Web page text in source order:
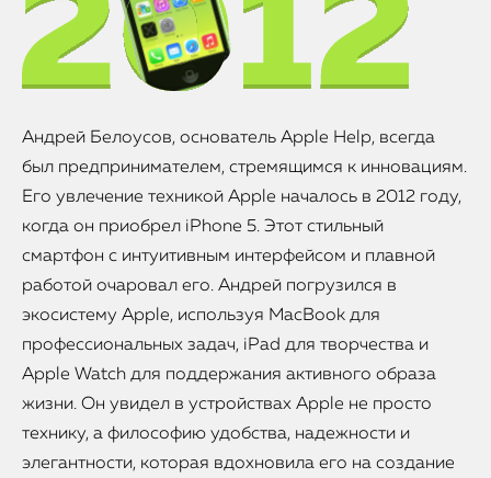
Андрей Белоусов, основатель Apple Help, всегда
был предпринимателем, стремящимся к инновациям.
Его увлечение техникой Apple началось в 2012 году,
когда он приобрел iPhone 5. Этот стильный
смартфон с интуитивным интерфейсом и плавной
работой очаровал его. Андрей погрузился в
экосистему Apple, используя MacBook для
профессиональных задач, iPad для творчества и
Apple Watch для поддержания активного образа
жизни. Он увидел в устройствах Apple не просто
технику, а философию удобства, надежности и
элегантности, которая вдохновила его на создание